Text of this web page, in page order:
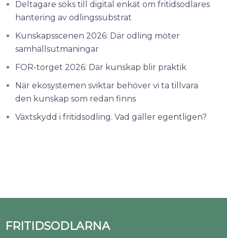
Deltagare söks till digital enkät om fritidsodlares
hantering av odlingssubstrat
Kunskapsscenen 2026: Där odling möter
samhällsutmaningar
FOR-torget 2026: Där kunskap blir praktik
När ekosystemen sviktar behöver vi ta tillvara
den kunskap som redan finns
Växtskydd i fritidsodling. Vad gäller egentligen?
FRITIDSODLARNA